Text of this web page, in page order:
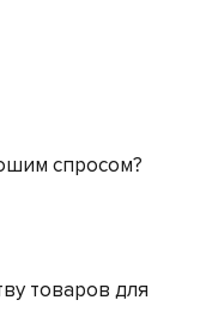
спросом?
товаров для